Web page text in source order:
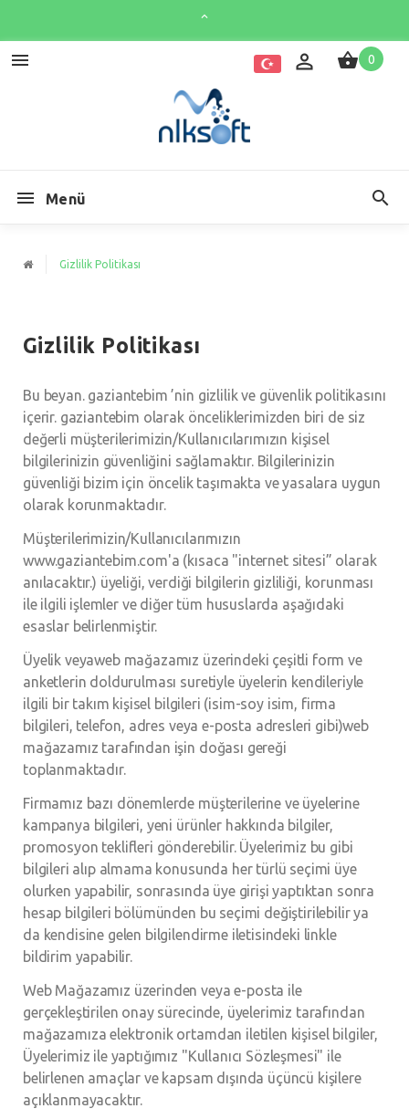
0
Menü
Gizlilik Politikası
Gizlilik Politikası
Bu beyan. gaziantebim ’nin gizlilik ve güvenlik politikasını
içerir. gaziantebim olarak önceliklerimizden biri de siz
değerli müşterilerimizin/Kullanıcılarımızın kişisel
bilgilerinizin güvenliğini sağlamaktır. Bilgilerinizin
güvenliği bizim için öncelik taşımakta ve yasalara uygun
olarak korunmaktadır.
Müşterilerimizin/Kullanıcılarımızın
www.gaziantebim.com'a (kısaca "internet sitesi” olarak
anılacaktır.) üyeliği, verdiği bilgilerin gizliliği, korunması
ile ilgili işlemler ve diğer tüm hususlarda aşağıdaki
esaslar belirlenmiştir.
Üyelik veyaweb mağazamız üzerindeki çeşitli form ve
anketlerin doldurulması suretiyle üyelerin kendileriyle
ilgili bir takım kişisel bilgileri (isim-soy isim, firma
bilgileri, telefon, adres veya e-posta adresleri gibi)web
mağazamız tarafından işin doğası gereği
toplanmaktadır.
Firmamız bazı dönemlerde müşterilerine ve üyelerine
kampanya bilgileri, yeni ürünler hakkında bilgiler,
promosyon teklifleri gönderebilir. Üyelerimiz bu gibi
bilgileri alıp almama konusunda her türlü seçimi üye
olurken yapabilir, sonrasında üye girişi yaptıktan sonra
hesap bilgileri bölümünden bu seçimi değiştirilebilir ya
da kendisine gelen bilgilendirme iletisindeki linkle
bildirim yapabilir.
Web Mağazamız üzerinden veya e-posta ile
gerçekleştirilen onay sürecinde, üyelerimiz tarafından
mağazamıza elektronik ortamdan iletilen kişisel bilgiler,
Üyelerimiz ile yaptığımız "Kullanıcı Sözleşmesi" ile
belirlenen amaçlar ve kapsam dışında üçüncü kişilere
açıklanmayacaktır.